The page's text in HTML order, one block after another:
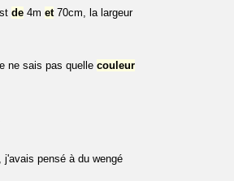
de 4m et70cm, la largeur
ne sais pas quelle couleur
pensé à du wengé